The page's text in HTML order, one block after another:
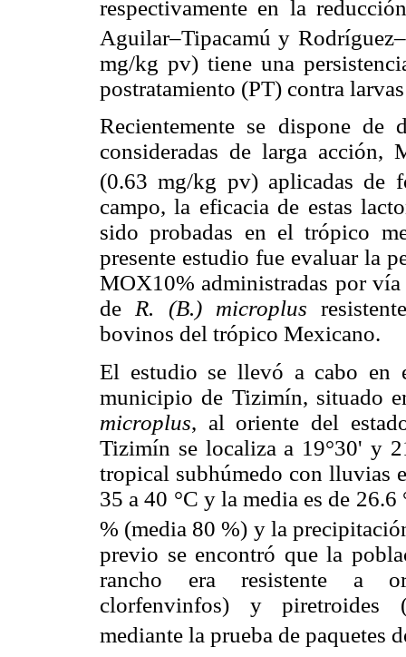
respectivamente en la
Aguilar–Tipacamú y
mg/kg pv) tiene una
postratamiento (PT) contra
Recientemente se dispone de
consideradas de larga
(0.63 mg/kg pv) aplicadas de
campo, la eficacia de estas
sido probadas en el trópico
presente estudio fue evaluar la
MOX10% administradas por vía
deR. (B.) microplus
bovinos del trópico Mexicano.
El estudio se llevó a cabo en
municipio de Tizimín, situado
microplus, al oriente del
Tizimín se localiza a 19°30' y
tropical subhúmedo con lluvias
35 a 40 °C y la media es de
% (media 80 %) y la
previo se encontró que la
rancho era resistente a
clorfenvinfos) y piretroides
mediante la prueba de paquetes